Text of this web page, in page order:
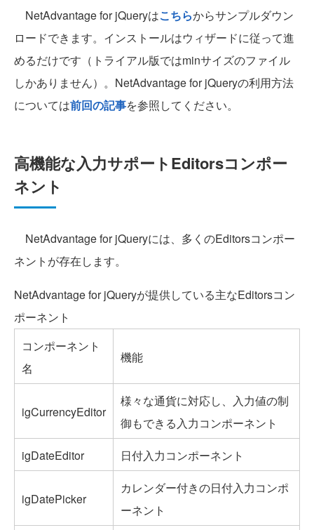
NetAdvantage for jQueryはこちらからサンプルダウン
ロードできます。インストールはウィザードに従って進
めるだけです（トライアル版ではminサイズのファイル
しかありません）。NetAdvantage for jQueryの利用方法
については前回の記事を参照してください。
高機能な入力サポートEditorsコンポー
ネント
NetAdvantage for jQueryには、多くのEditorsコンポー
ネントが存在します。
NetAdvantage for jQueryが提供している主なEditorsコン
ポーネント
コンポーネント
名
機能
igCurrencyEditor
様々な通貨に対応し、入力値の制
御もできる入力コンポーネント
igDateEditor
日付入力コンポーネント
igDatePicker
カレンダー付きの日付入力コンポ
ーネント